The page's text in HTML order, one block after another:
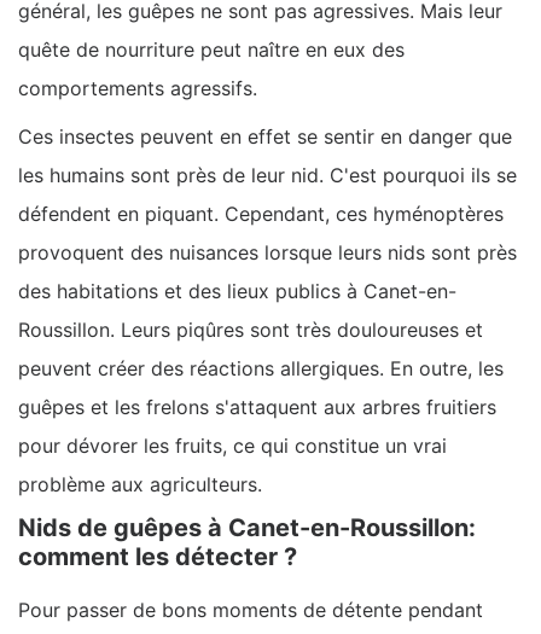
général, les guêpes ne sont pas agressives. Mais leur
quête de nourriture peut naître en eux des
comportements agressifs.
Ces insectes peuvent en effet se sentir en danger que
les humains sont près de leur nid. C'est pourquoi ils se
défendent en piquant. Cependant, ces hyménoptères
provoquent des nuisances lorsque leurs nids sont près
des habitations et des lieux publics à Canet-en-
Roussillon. Leurs piqûres sont très douloureuses et
peuvent créer des réactions allergiques. En outre, les
guêpes et les frelons s'attaquent aux arbres fruitiers
pour dévorer les fruits, ce qui constitue un vrai
problème aux agriculteurs.
Nids de guêpes à Canet-en-Roussillon:
comment les détecter ?
Pour passer de bons moments de détente pendant